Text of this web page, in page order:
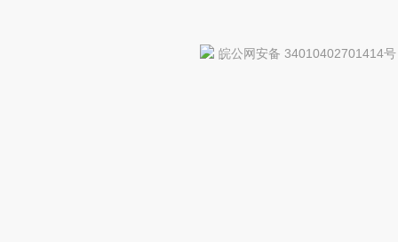
皖公网安备 34010402701414号